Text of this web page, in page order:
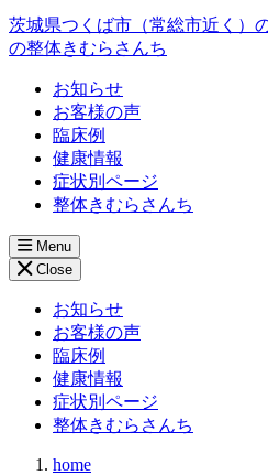
茨城県つくば市（常総市近く）
の整体きむらさんち
お知らせ
お客様の声
臨床例
健康情報
症状別ページ
整体きむらさんち
Menu
Close
お知らせ
お客様の声
臨床例
健康情報
症状別ページ
整体きむらさんち
home